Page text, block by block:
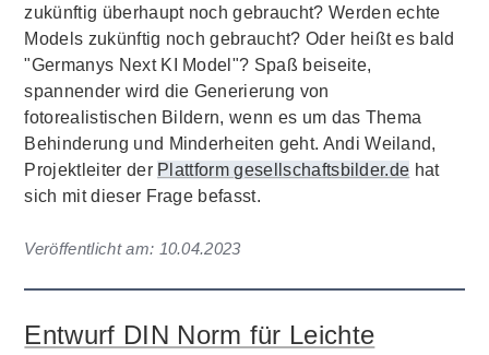
zukünftig überhaupt noch gebraucht? Werden echte
Models zukünftig noch gebraucht? Oder heißt es bald
"Germanys Next KI Model"? Spaß beiseite,
spannender wird die Generierung von
fotorealistischen Bildern, wenn es um das Thema
Behinderung und Minderheiten geht. Andi Weiland,
Projektleiter der Plattform gesellschaftsbilder.de hat
sich mit dieser Frage befasst.
Veröffentlicht am: 10.04.2023
Entwurf DIN Norm für Leichte